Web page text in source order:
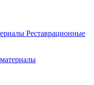
Реставрационные